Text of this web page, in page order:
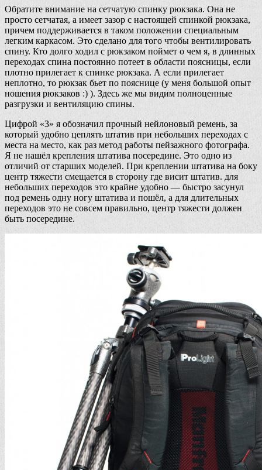
Обратите внимание на сетчатую спинку рюкзака. Она не
просто сетчатая, а имеет зазор с настоящей спинкой рюкзака,
причем поддерживается в таком положении специальным
легким каркасом. Это сделано для того чтобы вентилировать
спину. Кто долго ходил с рюкзаком поймет о чем я, в длинных
переходах спина постоянно потеет в области поясницы, если
плотно прилегает к спинке рюкзака. А если прилегает
неплотно, то рюкзак бьет по пояснице (у меня большой опыт
ношения рюкзаков :) ). Здесь же мы видим полноценные
разгрузки и вентиляцию спины.
Цифрой «3» я обозначил прочный нейлоновый ремень, за
который удобно цеплять штатив при небольших переходах с
места на место, как раз метод работы пейзажного фотографа.
Я не нашёл крепления штатива посередине. Это одно из
отличий от старших моделей. При креплении штатива на боку
центр тяжести смещается в сторону где висит штатив. для
небольших переходов это крайне удобно — быстро засунул
под ремень одну ногу штатива и пошёл, а для длительных
переходов это не совсем правильно, центр тяжести должен
быть посередине.